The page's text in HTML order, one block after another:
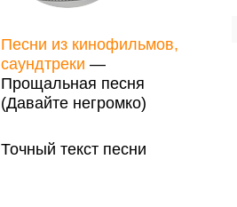
Песни из кинофильмов,
саундтреки —
Прощальная песня
(Давайте негромко)
Точный текст песни